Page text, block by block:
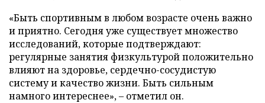
«Быть спортивным в любом возрасте очень важно
и приятно. Сегодня уже существует множество
исследований, которые подтверждают:
регулярные занятия физкультурой положительно
влияют на здоровье, сердечно-сосудистую
систему и качество жизни. Быть сильным
намного интереснее», – отметил он.